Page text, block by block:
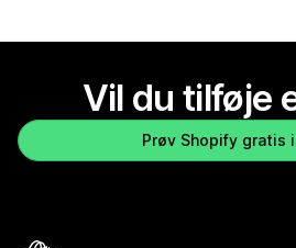
Vil du tilføje
Prøv Shopify gratis